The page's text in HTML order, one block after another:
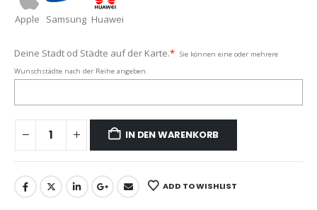
Apple Samsung Huawei
Deine Stadt od Städte auf der Karte.* Sie können eine oder mehrere
Wunschstädte nach der Reihe angeben.
IN DEN WARENKORB
ADD TO WISHLIST